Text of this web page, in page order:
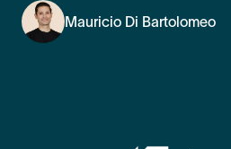
Mauricio Di Bartolomeo